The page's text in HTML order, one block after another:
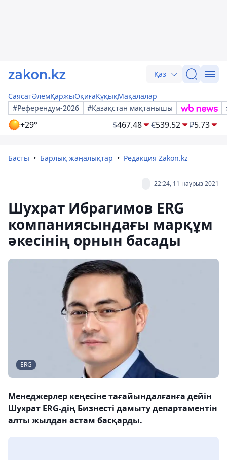
Қаз
СаясатӘлемҚаржыОқиғаҚұқықМақалалар
#Референдум-2026
#Қазақстан мақтанышы
+29° $467.48 €539.52 ₽5.73
Басты Барлық жаңалықтар Редакция Zakon.kz
22:24, 11 наурыз 2021
Шухрат Ибрагимов ERG
компаниясындағы марқұм
әкесінің орнын басады
ERG
Менеджерлер кеңесіне тағайындалғанға дейін
Шухрат ERG-дің Бизнесті дамыту департаментін
алты жылдан астам басқарды.